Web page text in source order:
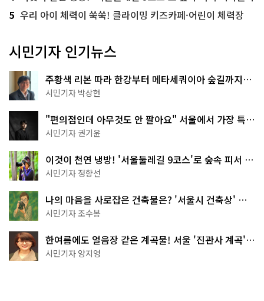
5 우리 아이 체력이 쑥쑥! 클라이밍 키즈카페·어린이 체력장
시민기자 인기뉴스
주황색 리본 따라 한강부터 메타세쿼이아 숲길까지…
서울둘레길 15코스
시민기자 박상현
"편의점인데 아무것도 안 팔아요" 서울에서 가장 특별
한 편의점의 정체
시민기자 권기윤
이것이 천연 냉방! '서울둘레길 9코스'로 숲속 피서 떠
나볼까
시민기자 정향선
나의 마음을 사로잡은 건축물은? '서울시 건축상' 수
상작 공개!
시민기자 조수봉
한여름에도 얼음장 같은 계곡물! 서울 '진관사 계곡'이
천국이네~
시민기자 양지영